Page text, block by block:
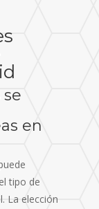
en
tipo de
La elección